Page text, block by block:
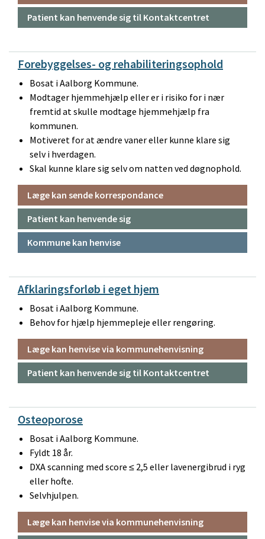
Patient kan henvende sig til Kontaktcentret
Forebyggelses- og rehabiliteringsophold
Bosat i Aalborg Kommune.
Modtager hjemmehjælp eller er i risiko for i nær
fremtid at skulle modtage hjemmehjælp fra
kommunen.
Motiveret for at ændre vaner eller kunne klare sig
selv i hverdagen.
Skal kunne klare sig selv om natten ved døgnophold.
Læge kan sende korrespondance
Patient kan henvende sig
Kommune kan henvise
Afklaringsforløb i eget hjem
Bosat i Aalborg Kommune.
Behov for hjælp hjemmepleje eller rengøring.
Læge kan henvise via kommunehenvisning
Patient kan henvende sig til Kontaktcentret
Osteoporose
Bosat i Aalborg Kommune.
Fyldt 18 år.
DXA scanning med score ≤ 2,5 eller lavenergibrud i ryg
eller hofte.
Selvhjulpen.
Læge kan henvise via kommunehenvisning